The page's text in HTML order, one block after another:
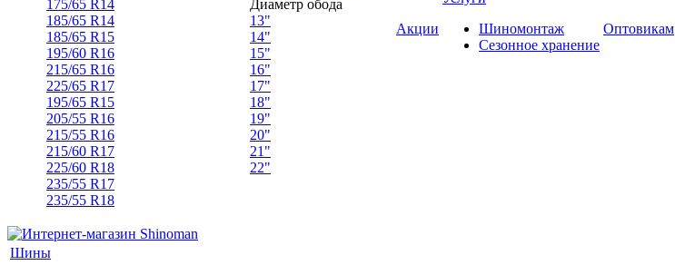
175/65 R14
185/65 R14
185/65 R15
195/60 R16
215/65 R16
225/65 R17
195/65 R15
205/55 R16
215/55 R16
215/60 R17
225/60 R18
235/55 R17
235/55 R18
Диаметр обода
13"
14"
15"
16"
17"
18"
19"
20"
21"
22"
Акции
Шиномонтаж
Сезонное хранение
Оптовикам
Шины